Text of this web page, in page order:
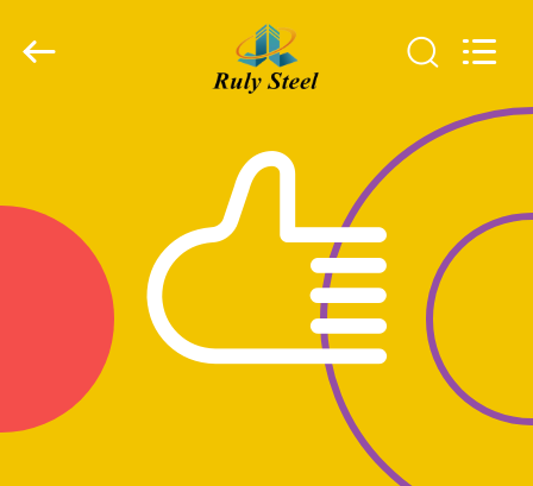
ПРОДУКТЫ
РОЛИКИ
ШОУ
Engineering
Co.,Ltd.